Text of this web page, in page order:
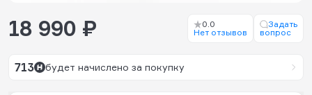
18 990 ₽
0.0
Нет отзывов
Задать
вопрос
713 будет начислено за покупку